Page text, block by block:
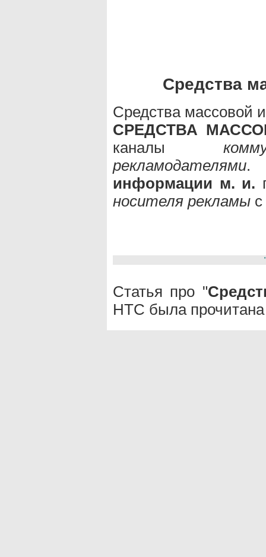
Средства
Средства
СРЕДСТВА
каналы
рекламодателями
информации м. и.
носителя рекламы с
Статья про "
НТС была прочитана